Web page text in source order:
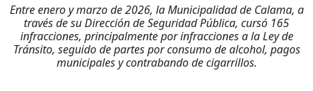
Entre enero y marzo de 2026, la Municipalidad de Calama, a
través de su Dirección de Seguridad Pública, cursó 165
infracciones, principalmente por infracciones a la Ley de
Tránsito, seguido de partes por consumo de alcohol, pagos
municipales y contrabando de cigarrillos.